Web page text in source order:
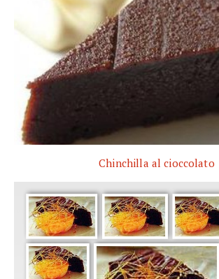
Chinchilla al cioccolato